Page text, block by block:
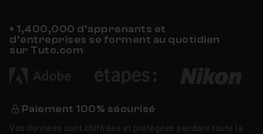
+ 1,400,000 d’apprenants et
d’entreprises se forment au quotidien
sur Tuto.com
Paiement 100% sécurisé
Vos données sont chiffrées et protégées pendant toute la